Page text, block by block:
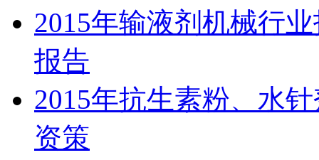
2015年输液剂机械行
报告
2015年抗生素粉、水
资策